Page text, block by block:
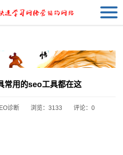
常用的seo工具都在这
诊断 浏览：3133 评论：0